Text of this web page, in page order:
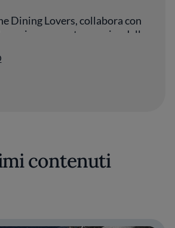
Dining Lovers, collabora con
pagina enogastronomica della
cammina nei boschi - ancora
contenuti